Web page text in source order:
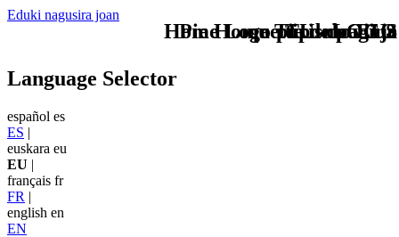
Eduki nagusira joan
TU - LOGO
Language Selector
español es
ES |
euskara eu
EU |
français fr
FR |
english en
EN
que tipo de viaje
Home Logo pie de página
Pie Home Turismo EUS